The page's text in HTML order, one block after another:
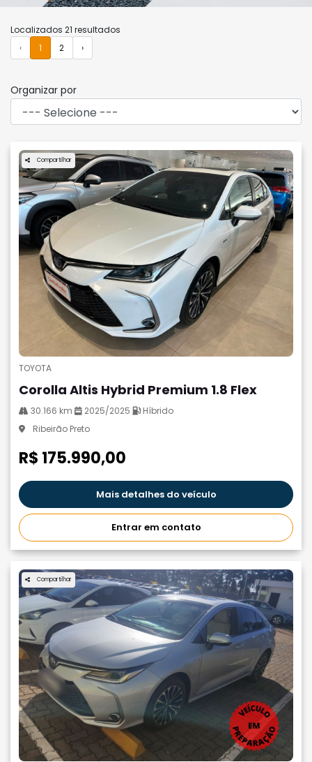
Localizados 21 resultados
‹
1 2 ›
Organizar por
Compartilhar
TOYOTA
Corolla Altis Hybrid Premium 1.8 Flex
30.166 km 2025/2025
Híbrido
Ribeirão Preto
R$ 175.990,00
Mais detalhes do veículo
Entrar em contato
Compartilhar